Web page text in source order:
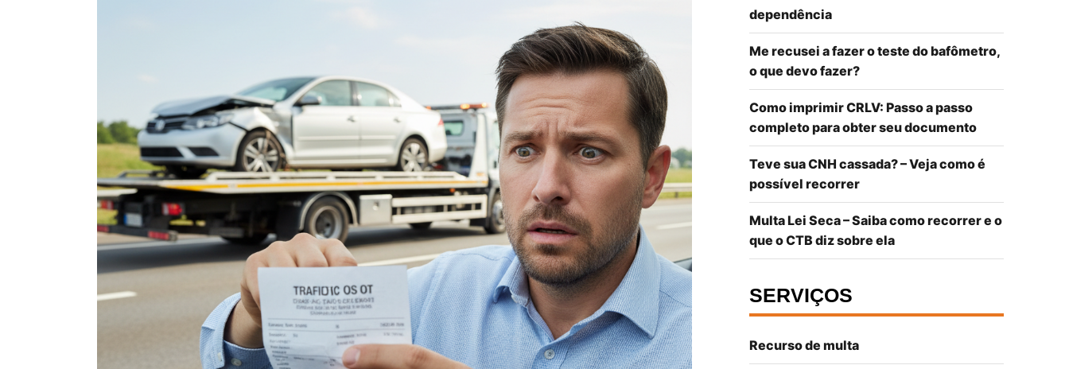
dependência
Me recusei a fazer o teste do bafômetro,
o que devo fazer?
Como imprimir CRLV: Passo a passo
completo para obter seu documento
Teve sua CNH cassada? – Veja como é
possível recorrer
Multa Lei Seca – Saiba como recorrer e o
que o CTB diz sobre ela
SERVIÇOS
Recurso de multa